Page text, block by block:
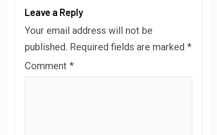
Leave a Reply
Your email address will not be
published. Required fields are marked *
Comment *